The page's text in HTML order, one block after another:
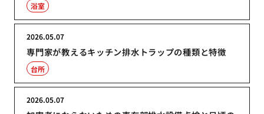
浴室
専門家が教えるキッチン排水トラップの種類と特徴
2026.05.07
台所
2026.05.07